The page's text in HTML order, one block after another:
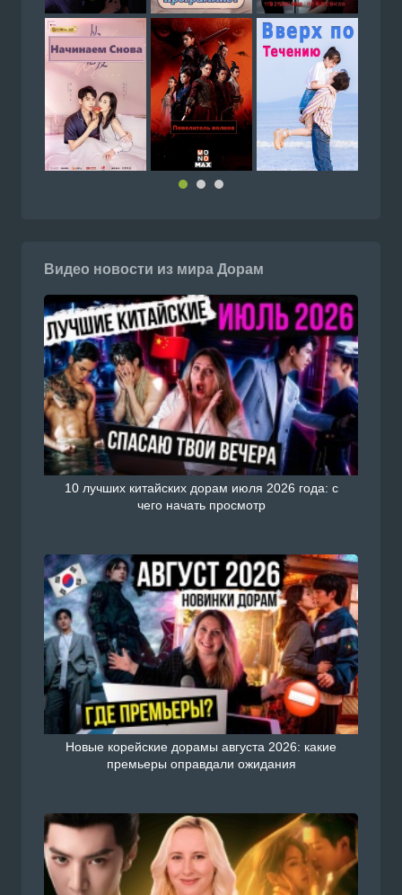
Видео новости из мира Дорам
10 лучших китайских дорам июля 2026 года: с
чего начать просмотр
Новые корейские дорамы августа 2026: какие
премьеры оправдали ожидания